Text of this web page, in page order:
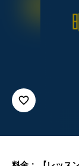
favorite_border